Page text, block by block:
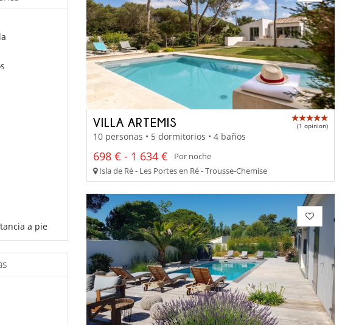
a pie
VILLA ARTEMIS (1 opinion)
10 personas • 5 dormitorios • 4 baños
698 € - 1 634 €
Por noche
Isla de Ré - Les Portes en Ré - Trousse-Chemise